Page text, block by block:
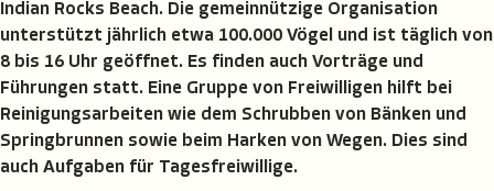
Indian Rocks Beach. Die gemeinnützige Organisation
unterstützt jährlich etwa 100.000 Vögel und ist täglich von
8 bis 16 Uhr geöffnet. Es finden auch Vorträge und
Führungen statt. Eine Gruppe von Freiwilligen hilft bei
Reinigungsarbeiten wie dem Schrubben von Bänken und
Springbrunnen sowie beim Harken von Wegen. Dies sind
auch Aufgaben für Tagesfreiwillige.